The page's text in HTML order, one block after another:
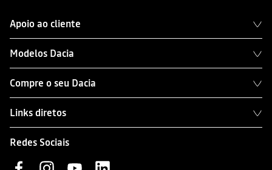
Apoio ao cliente
Modelos Dacia
Compre o seu Dacia
Links diretos
Redes Sociais